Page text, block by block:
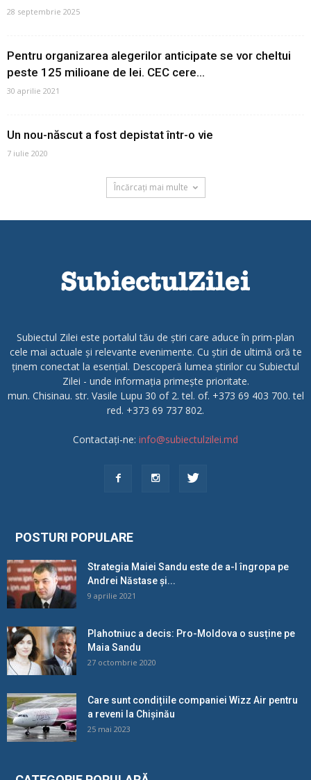
28 septembrie 2025
Pentru organizarea alegerilor anticipate se vor cheltui
peste 125 milioane de lei. CEC cere...
30 aprilie 2021
Un nou-născut a fost depistat într-o vie
7 iulie 2020
Încărcați mai multe
Subiectul Zilei este portalul tău de știri care aduce în prim-plan
cele mai actuale și relevante evenimente. Cu știri de ultimă oră te
ținem conectat la esențial. Descoperă lumea știrilor cu Subiectul
Zilei - unde informația primește prioritate.
mun. Chisinau. str. Vasile Lupu 30 of 2. tel. of. +373 69 403 700. tel
red. +373 69 737 802.
Contactați-ne: info@subiectulzilei.md
POSTURI POPULARE
Strategia Maiei Sandu este de a-l îngropa pe
Andrei Năstase și...
9 aprilie 2021
Plahotniuc a decis: Pro-Moldova o susține pe
Maia Sandu
27 octombrie 2020
Care sunt condițiile companiei Wizz Air pentru
a reveni la Chișinău
25 mai 2023